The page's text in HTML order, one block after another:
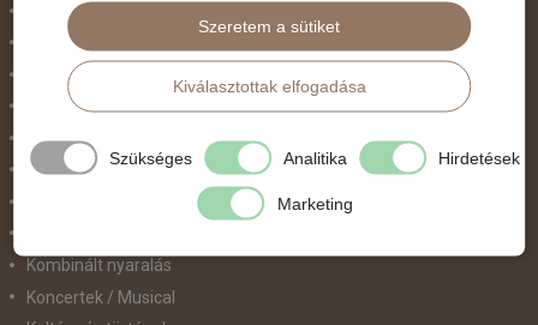
Belépőjegy
Egyéni út
Egzotikus út
Fesztiválok
Golfút
Gyalogtúra
Kombinált nyaralás
Koncertek / Musical
Szeretem a sütiket
Kiválasztottak elfogadása
Szükséges Analitika Hirdetések
Marketing